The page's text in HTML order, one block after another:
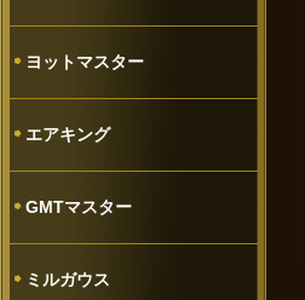
ヨットマスター
エアキング
GMTマスター
ミルガウス